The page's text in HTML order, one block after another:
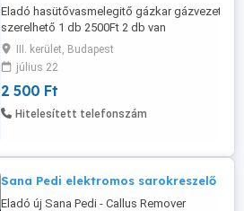
Eladó hasütővasmelegitő gázkar gázvezetékre
szerelhető 1 db 2500Ft 2 db van
III. kerület, Budapest
július 22
2 500 Ft
Hitelesített telefonszám
Sana Pedi elektromos sarokreszelő
Eladó új Sana Pedi - Callus Remover